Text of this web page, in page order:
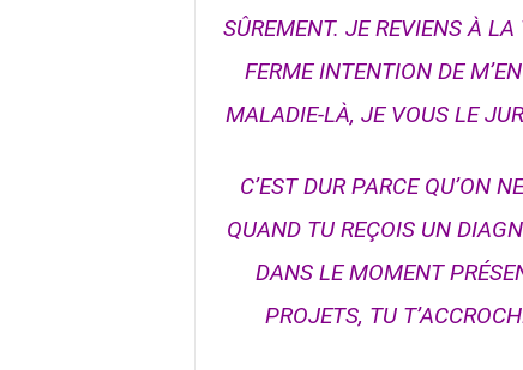
SÛREMENT. JE REVIENS À
FERME INTENTION DE
MALADIE-LÀ, JE VOUS LE
C’EST DUR PARCE QU’ON
QUAND TU REÇOIS UN
DANS LE MOMENT
PROJETS, TU